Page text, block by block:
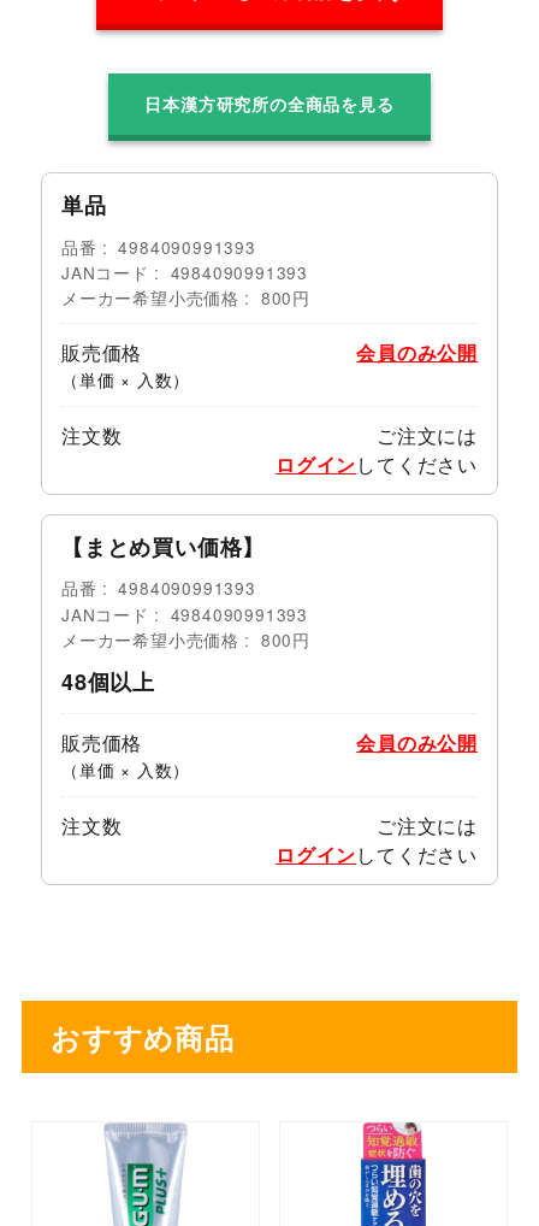
日本漢方研究所の全商品を見る
単品
品番
4984090991393
JANコード
4984090991393
メーカー希望小売価格
800円
販売価格
（単価 × 入数）
会員のみ公開
注文数
ご注文には
ログインしてください
【まとめ買い価格】
品番
4984090991393
JANコード
4984090991393
メーカー希望小売価格
800円
48個以上
販売価格
（単価 × 入数）
会員のみ公開
注文数
ご注文には
ログインしてください
おすすめ商品